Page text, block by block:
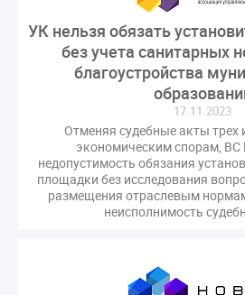
пристройка
прогород
проект постановления
регистрация
реестр УК связь
статистика
судебная практика
техническая документация
требования УК
умный дом
энергосервис
УК нельзя обязать
без учета санитарных
благоустройства
17.11.2023
Отменяя судебные акты трех
экономическим спорам, ВС
недопустимость обязания
площадки без исследования
размещения отраслевым
неисполнимость